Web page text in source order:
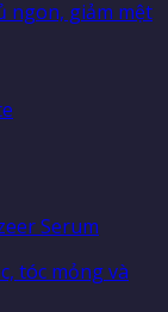
ngon, giảm mệt
tóc mỏng và